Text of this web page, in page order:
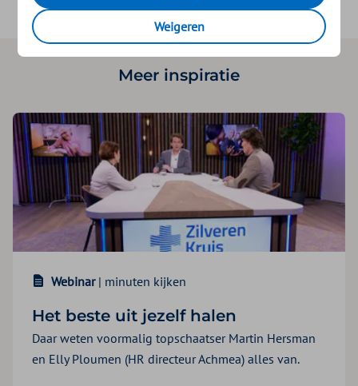
Meer inspiratie
Webinar | minuten kijken
Het beste uit jezelf halen
Daar weten voormalig topschaatser Martin Hersman
en Elly Ploumen (HR directeur Achmea) alles van.
Weigeren